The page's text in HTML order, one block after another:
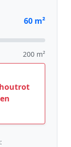
60 m²
200 m²